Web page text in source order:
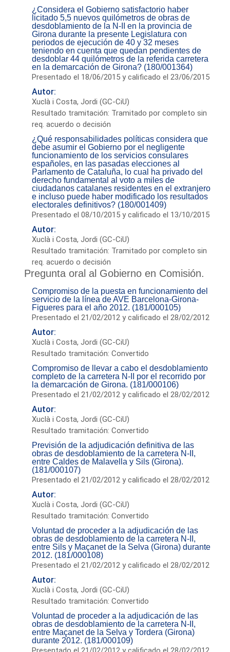
¿Considera el Gobierno satisfactorio haber
licitado 5,5 nuevos quilómetros de obras de
desdoblamiento de la N-II en la provincia de
Girona durante la presente Legislatura con
periodos de ejecución de 40 y 32 meses
teniendo en cuenta que quedan pendientes de
desdoblar 44 quilómetros de la referida carretera
en la demarcación de Girona? (180/001364)
Presentado el 18/06/2015 y calificado el 23/06/2015
Autor:
Xuclà i Costa, Jordi (GC-CiU)
Resultado tramitación: Tramitado por completo sin
req. acuerdo o decisión
¿Qué responsabilidades políticas considera que
debe asumir el Gobierno por el negligente
funcionamiento de los servicios consulares
españoles, en las pasadas elecciones al
Parlamento de Cataluña, lo cual ha privado del
derecho fundamental al voto a miles de
ciudadanos catalanes residentes en el extranjero
e incluso puede haber modificado los resultados
electorales definitivos? (180/001409)
Presentado el 08/10/2015 y calificado el 13/10/2015
Autor:
Xuclà i Costa, Jordi (GC-CiU)
Resultado tramitación: Tramitado por completo sin
req. acuerdo o decisión
Pregunta oral al Gobierno en Comisión.
Compromiso de la puesta en funcionamiento del
servicio de la línea de AVE Barcelona-Girona-
Figueres para el año 2012. (181/000105)
Presentado el 21/02/2012 y calificado el 28/02/2012
Autor:
Xuclà i Costa, Jordi (GC-CiU)
Resultado tramitación: Convertido
Compromiso de llevar a cabo el desdoblamiento
completo de la carretera N-II por el recorrido por
la demarcación de Girona. (181/000106)
Presentado el 21/02/2012 y calificado el 28/02/2012
Autor:
Xuclà i Costa, Jordi (GC-CiU)
Resultado tramitación: Convertido
Previsión de la adjudicación definitiva de las
obras de desdoblamiento de la carretera N-II,
entre Caldes de Malavella y Sils (Girona).
(181/000107)
Presentado el 21/02/2012 y calificado el 28/02/2012
Autor:
Xuclà i Costa, Jordi (GC-CiU)
Resultado tramitación: Convertido
Voluntad de proceder a la adjudicación de las
obras de desdoblamiento de la carretera N-II,
entre Sils y Maçanet de la Selva (Girona) durante
2012. (181/000108)
Presentado el 21/02/2012 y calificado el 28/02/2012
Autor:
Xuclà i Costa, Jordi (GC-CiU)
Resultado tramitación: Convertido
Voluntad de proceder a la adjudicación de las
obras de desdoblamiento de la carretera N-II,
entre Maçanet de la Selva y Tordera (Girona)
durante 2012. (181/000109)